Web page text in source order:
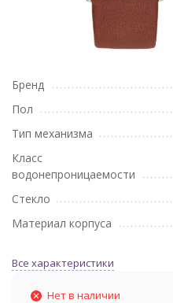
Бренд
Пол
Тип механизма
Класс
водонепроницаемости
Стекло
Материал корпуса
Все характеристики
Нет в наличии